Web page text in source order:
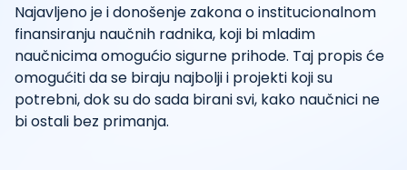
Najavljeno je i donošenje zakona o institucionalnom
finansiranju naučnih radnika, koji bi mladim
naučnicima omogućio sigurne prihode. Taj propis će
omogućiti da se biraju najbolji i projekti koji su
potrebni, dok su do sada birani svi, kako naučnici ne
bi ostali bez primanja.